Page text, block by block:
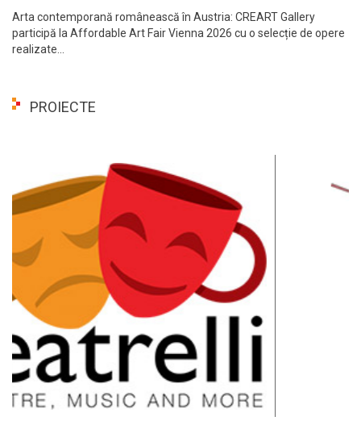
Arta contemporană românească în Austria: CREART Gallery
participă la Affordable Art Fair Vienna 2026 cu o selecție de opere
realizate...
PROIECTE